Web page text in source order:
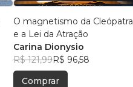
O magnetismo da Cleópatra
e a Lei da Atração
Carina Dionysio
R$ 121,99R$ 96,58
Comprar